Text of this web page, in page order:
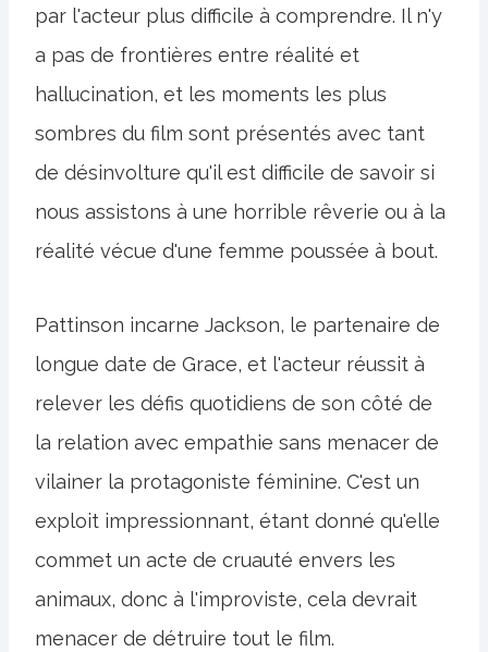
par l'acteur plus difficile à comprendre. Il n'y
a pas de frontières entre réalité et
hallucination, et les moments les plus
sombres du film sont présentés avec tant
de désinvolture qu'il est difficile de savoir si
nous assistons à une horrible rêverie ou à la
réalité vécue d'une femme poussée à bout.
Pattinson incarne Jackson, le partenaire de
longue date de Grace, et l'acteur réussit à
relever les défis quotidiens de son côté de
la relation avec empathie sans menacer de
vilainer la protagoniste féminine. C'est un
exploit impressionnant, étant donné qu'elle
commet un acte de cruauté envers les
animaux, donc à l'improviste, cela devrait
menacer de détruire tout le film.